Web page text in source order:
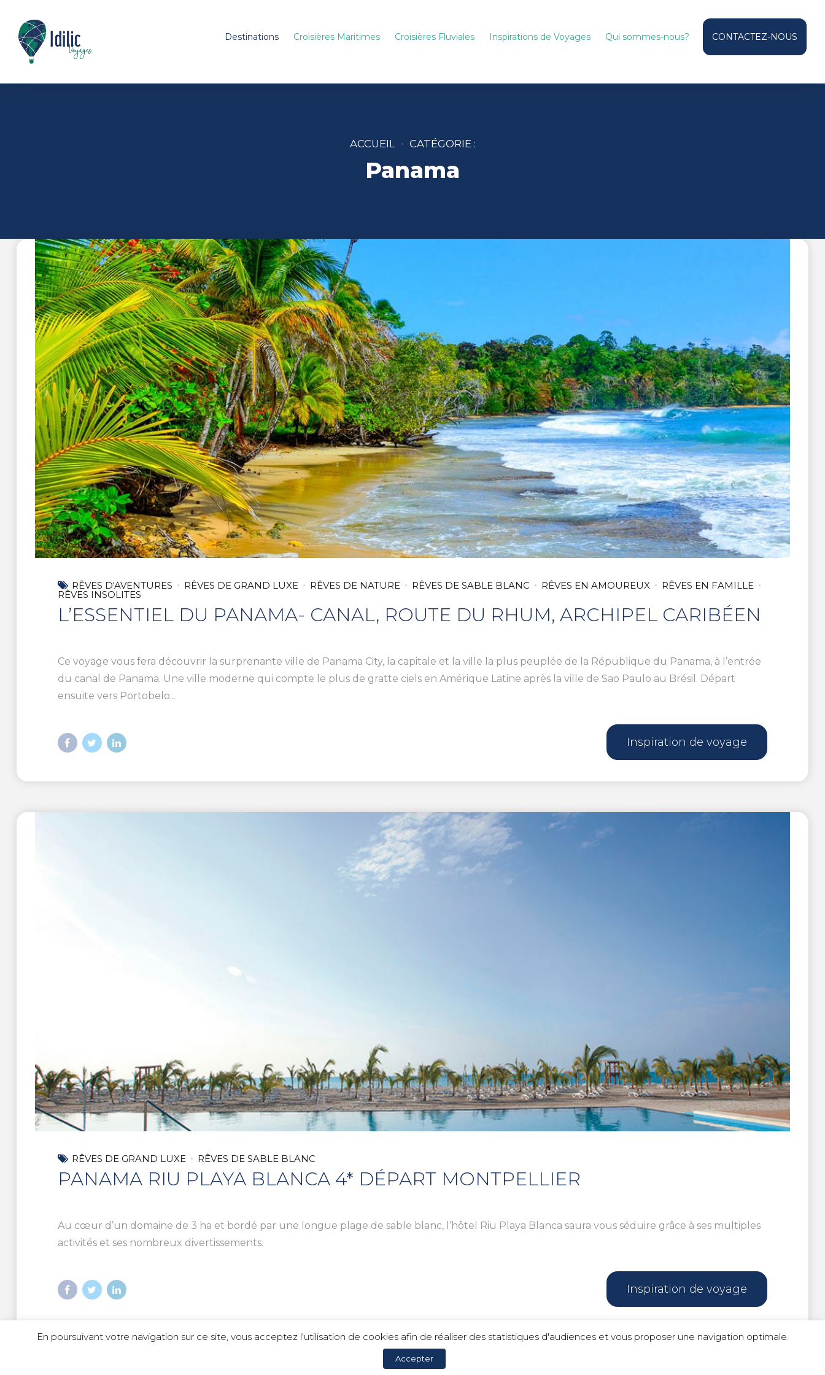
Destinations Croisières Maritimes Croisières Fluviales Inspirations de Voyages Qui sommes-nous? CONTACTEZ-NOUS
ACCUEIL CATÉGORIE :
Panama
RÊVES D'AVENTURES RÊVES DE GRAND LUXE RÊVES DE NATURE RÊVES DE SABLE BLANC RÊVES EN AMOUREUX RÊVES EN FAMILLE
RÊVES INSOLITES
L’ESSENTIEL DU PANAMA- CANAL, ROUTE DU RHUM, ARCHIPEL CARIBÉEN
Ce voyage vous fera découvrir la surprenante ville de Panama City, la capitale et la ville la plus peuplée de la République du Panama, à l’entrée
du canal de Panama. Une ville moderne qui compte le plus de gratte ciels en Amérique Latine après la ville de Sao Paulo au Brésil. Départ
ensuite vers Portobelo...
Inspiration de voyage
RÊVES DE GRAND LUXE RÊVES DE SABLE BLANC
PANAMA RIU PLAYA BLANCA 4* DÉPART MONTPELLIER
Au cœur d’un domaine de 3 ha et bordé par une longue plage de sable blanc, l’hôtel Riu Playa Blanca saura vous séduire grâce à ses multiples
activités et ses nombreux divertissements.
Inspiration de voyage
Mentions légales |Politique de confidentialité
En poursuivant votre navigation sur ce site, vous acceptez l'utilisation de cookies afin de réaliser des statistiques d'audiences et vous proposer une navigation optimale.
Accepter